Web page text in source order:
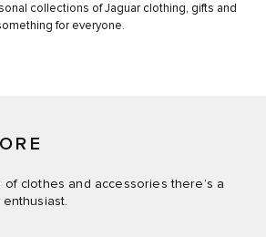
collections of Jaguar clothing, gifts and
for everyone.
of clothes and accessories there’s a